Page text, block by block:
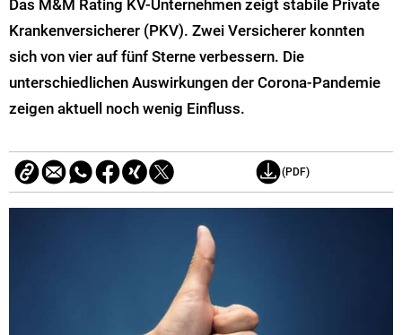
Das M&M Rating KV-Unternehmen zeigt stabile Private
Krankenversicherer (PKV). Zwei Versicherer konnten
sich von vier auf fünf Sterne verbessern. Die
unterschiedlichen Auswirkungen der Corona-Pandemie
zeigen aktuell noch wenig Einfluss.
(PDF)